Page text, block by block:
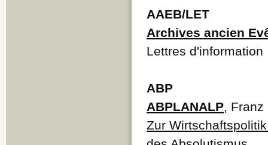
AAEB/LET
Archives ancien
Lettres d'information
ABP
ABPLANALP , Franz
Zur